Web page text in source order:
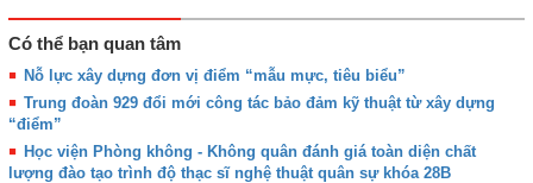
Có thể bạn quan tâm
Nỗ lực xây dựng đơn vị điểm “mẫu mực, tiêu biểu”
Trung đoàn 929 đổi mới công tác bảo đảm kỹ thuật từ xây dựng
“điểm”
Học viện Phòng không - Không quân đánh giá toàn diện chất
lượng đào tạo trình độ thạc sĩ nghệ thuật quân sự khóa 28B